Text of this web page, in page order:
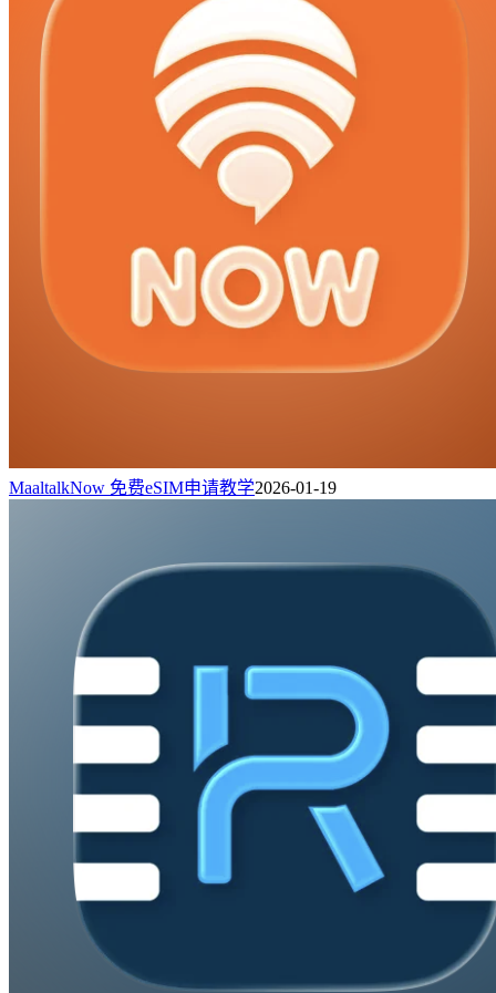
MaaltalkNow 免费eSIM申请教学2026-01-19